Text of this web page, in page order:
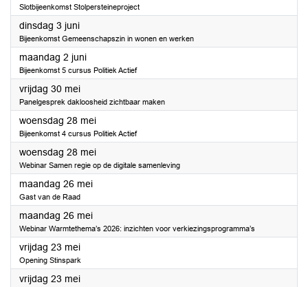
Slotbijeenkomst Stolpersteineproject
dinsdag 3 juni2025
Bijeenkomst Gemeenschapszin in wonen en werken
maandag 2 juni2025
Bijeenkomst 5 cursus Politiek Actief
vrijdag 30 mei2025
Panelgesprek dakloosheid zichtbaar maken
woensdag 28 mei2025
Bijeenkomst 4 cursus Politiek Actief
woensdag 28 mei2025
Webinar Samen regie op de digitale samenleving
maandag 26 mei2025
Gast van de Raad
maandag 26 mei2025
Webinar Warmtethema’s 2026: inzichten voor verkiezingsprogramma’s
vrijdag 23 mei2025
Opening Stinspark
vrijdag 23 mei2025